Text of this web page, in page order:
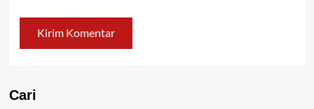
Cari